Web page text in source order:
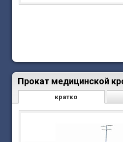
Прокат медицинской
кратко